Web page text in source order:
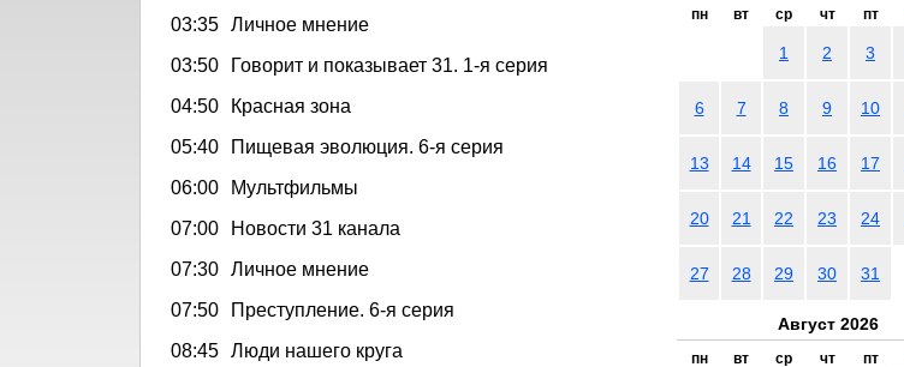
03:35 Личное мнение
03:50
Говорит и показывает 31. 1-я серия
04:50
Красная зона
05:40
Пищевая эволюция. 6-я серия
06:00
Мультфильмы
07:00
Новости 31 канала
07:30 Личное мнение
07:50
Преступление. 6-я серия
08:45 Люди нашего круга
пн вт ср чт пт
1 2 3
6 7 8 9 10
13 14 15 16 17
20 21 22 23 24
27 28 29 30 31
Август 2026
пн вт ср чт пт